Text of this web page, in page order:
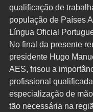
qualificação de
população de Países
Língua Oficial
No final da presente
presidente Hugo
AES, frisou a
profissional
especialização de
tão necessária na